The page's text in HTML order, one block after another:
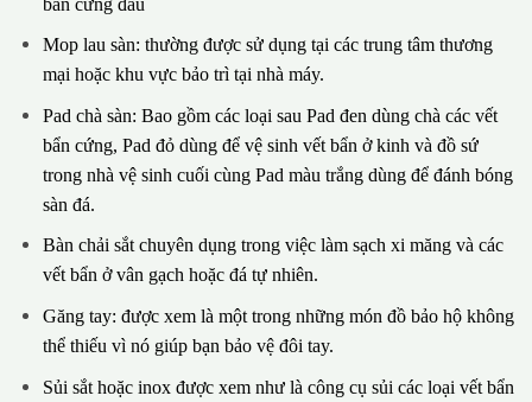
Mop lau sàn: thường được sử dụng tại các trung tâm thương
mại hoặc khu vực bảo trì tại nhà máy.
Pad chà sàn: Bao gồm các loại sau Pad đen dùng chà các vết
bẩn cứng, Pad đỏ dùng để vệ sinh vết bẩn ở kinh và đồ sứ
trong nhà vệ sinh cuối cùng Pad màu trắng dùng để đánh bóng
sàn đá.
Bàn chải sắt chuyên dụng trong việc làm sạch xi măng và các
vết bẩn ở vân gạch hoặc đá tự nhiên.
Găng tay: được xem là một trong những món đồ bảo hộ không
thể thiếu vì nó giúp bạn bảo vệ đôi tay.
Sủi sắt hoặc inox được xem như là công cụ sủi các loại vết bẩn